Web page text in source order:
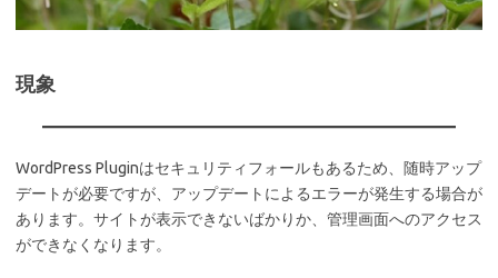
現象
WordPress Pluginはセキュリティフォールもあるため、随時アップ
デートが必要ですが、アップデートによるエラーが発生する場合が
あります。サイトが表示できないばかりか、管理画面へのアクセス
ができなくなります。